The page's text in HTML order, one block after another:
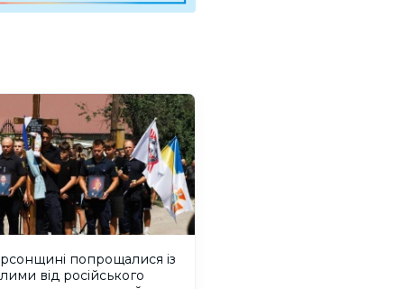
попрощалися із
від російського